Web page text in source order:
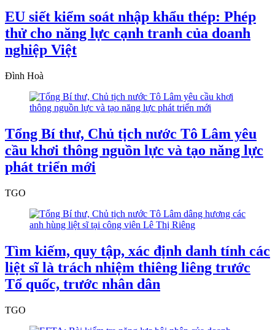
EU siết kiểm soát nhập khẩu thép: Phép
thử cho năng lực cạnh tranh của doanh
nghiệp Việt
Đình Hoà
Tổng Bí thư, Chủ tịch nước Tô Lâm yêu
cầu khơi thông nguồn lực và tạo năng lực
phát triển mới
TGO
Tìm kiếm, quy tập, xác định danh tính các
liệt sĩ là trách nhiệm thiêng liêng trước
Tổ quốc, trước nhân dân
TGO